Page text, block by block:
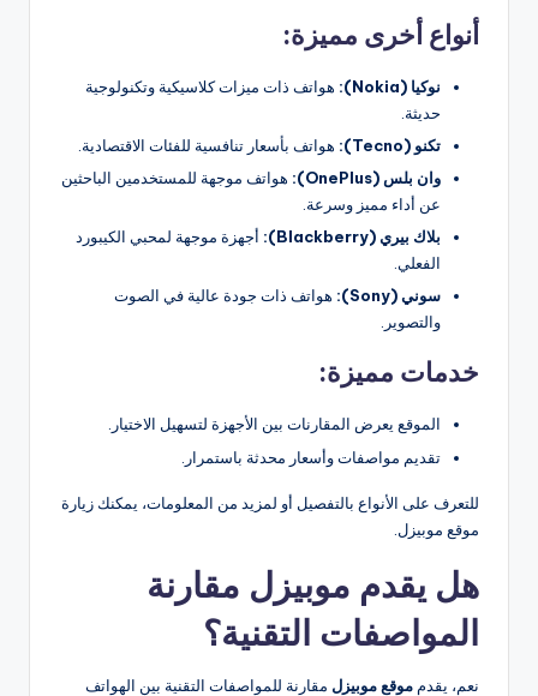
أنواع أخرى مميزة:
نوكيا (Nokia):
هواتف ذات ميزات كلاسيكية وتكنولوجية
حديثة.
تكنو (Tecno):
هواتف بأسعار تنافسية للفئات الاقتصادية.
وان بلس (OnePlus):
هواتف موجهة للمستخدمين الباحثين
عن أداء مميز وسرعة.
بلاك بيري (Blackberry):
أجهزة موجهة لمحبي الكيبورد
الفعلي.
سوني (Sony):
هواتف ذات جودة عالية في الصوت
والتصوير.
خدمات مميزة:
الموقع يعرض المقارنات بين الأجهزة لتسهيل الاختيار.
تقديم مواصفات وأسعار محدثة باستمرار.
للتعرف على الأنواع بالتفصيل أو لمزيد من المعلومات، يمكنك زيارة
موقع موبيزل.
هل يقدم موبيزل مقارنة
المواصفات التقنية؟
نعم، يقدم موقع موبيزل مقارنة للمواصفات التقنية بين الهواتف